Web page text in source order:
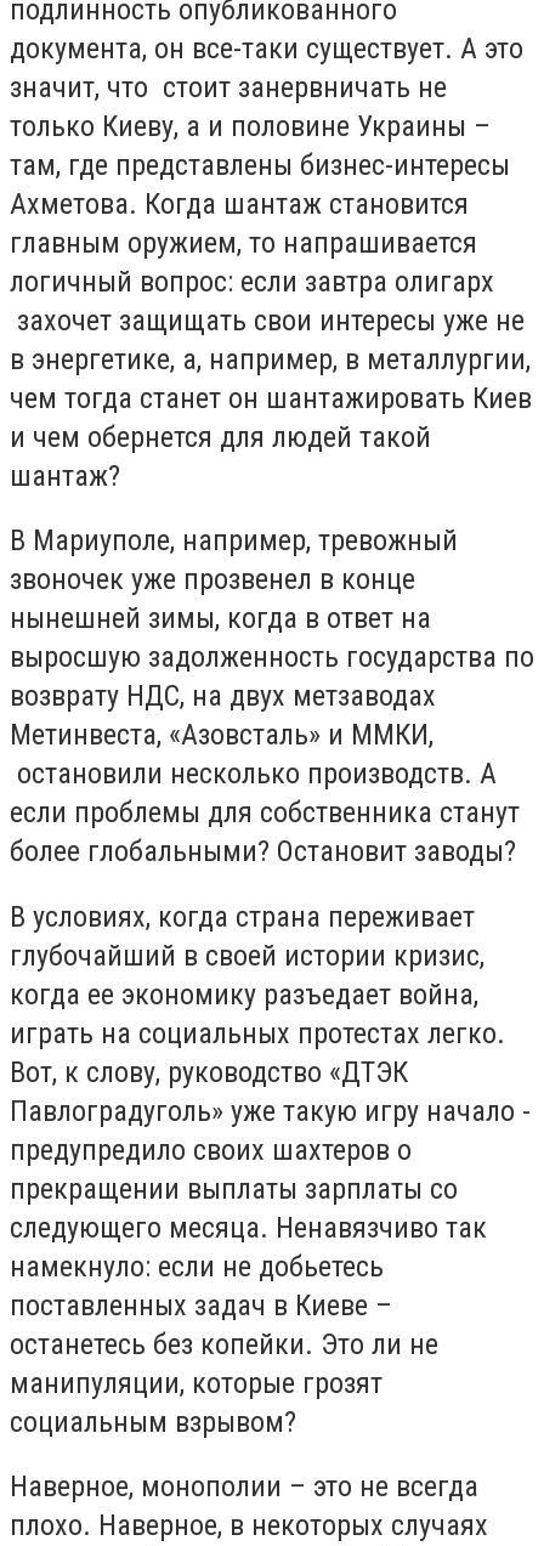
подлинность опубликованного
документа, он все-таки существует. А это
значит, что стоит занервничать не
только Киеву, а и половине Украины –
там, где представлены бизнес-интересы
Ахметова. Когда шантаж становится
главным оружием, то напрашивается
логичный вопрос: если завтра олигарх
захочет защищать свои интересы уже не
в энергетике, а, например, в металлургии,
чем тогда станет он шантажировать Киев
и чем обернется для людей такой
шантаж?
В Мариуполе, например, тревожный
звоночек уже прозвенел в конце
нынешней зимы, когда в ответ на
выросшую задолженность государства по
возврату НДС, на двух метзаводах
Метинвеста, «Азовсталь» и ММКИ,
остановили несколько производств. А
если проблемы для собственника станут
более глобальными? Остановит заводы?
В условиях, когда страна переживает
глубочайший в своей истории кризис,
когда ее экономику разъедает война,
играть на социальных протестах легко.
Вот, к слову, руководство «ДТЭК
Павлоградуголь» уже такую игру начало -
предупредило своих шахтеров о
прекращении выплаты зарплаты со
следующего месяца. Ненавязчиво так
намекнуло: если не добьетесь
поставленных задач в Киеве –
останетесь без копейки. Это ли не
манипуляции, которые грозят
социальным взрывом?
Наверное, монополии – это не всегда
плохо. Наверное, в некоторых случаях